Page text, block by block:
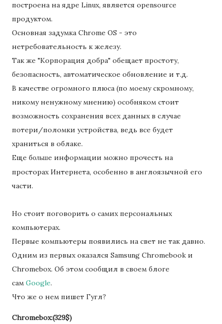
построена на ядре Linux, является opensource
продуктом.
Основная задумка Chrome OS - это
нетребовательность к железу.
Так же "Корпорация добра" обещает простоту,
безопасность, автоматическое обновление и т.д.
В качестве огромного плюса (по моему скромному,
никому ненужному мнению) особняком стоит
возможность сохранения всех данных в случае
потери/поломки устройства, ведь все будет
храниться в облаке.
Еще больше информации можно прочесть на
просторах Интернета, особенно в англоязычной его
части.
Но стоит поговорить о самих персональных
компьютерах.
Первые компьютеры появились на свет не так давно.
Одним из первых оказался Samsung Chromebook и
Chromebox. Об этом сообщил в своем блоге
сам Google.
Что же о нем пишет Гугл?
Chromebox:(329$)